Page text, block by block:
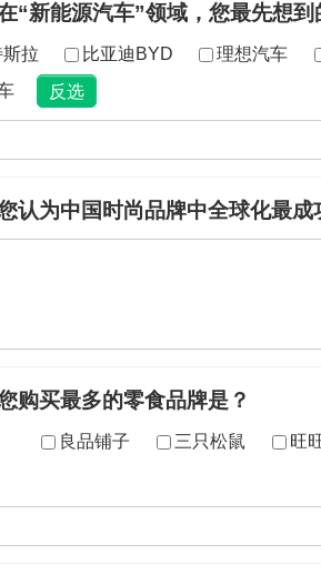
“新能源汽车”领域，您最先想到
拉 比亚迪BYD 理想汽车
认为中国时尚品牌中全球化最成
购买最多的零食品牌是？
良品铺子 三只松鼠 旺